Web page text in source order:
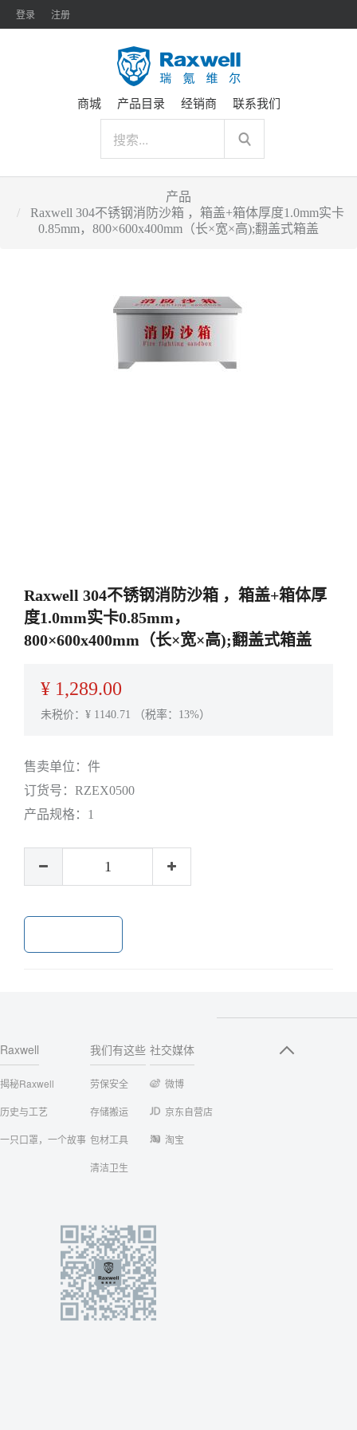
登录 注册
商城 产品目录 经销商 联系我们
产品
Raxwell 304不锈钢消防沙箱 ，箱盖+箱体厚度1.0mm实卡
0.85mm，800×600x400mm（长×宽×高);翻盖式箱盖
Raxwell 304不锈钢消防沙箱 ，箱盖+箱体厚
度1.0mm实卡0.85mm，
800×600x400mm（长×宽×高);翻盖式箱盖
¥ 1,289.00
未税价：¥ 1140.71 （税率：13%）
售卖单位： 件
订货号： RZEX0500
产品规格： 1
Raxwell
揭秘Raxwell
历史与工艺
一只口罩，一个故事
我们有这些
劳保安全
存储搬运
包材工具
清洁卫生
社交媒体
微博
京东自营店
淘宝